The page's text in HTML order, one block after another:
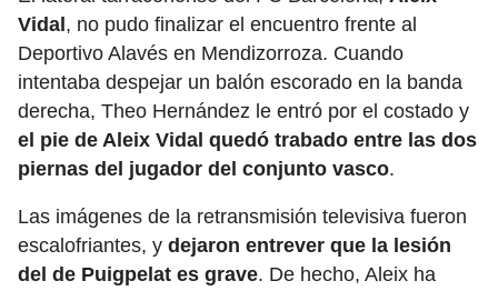
Vidal , no pudo finalizar el encuentro frente al
Deportivo Alavés en Mendizorroza. Cuando
intentaba despejar un balón escorado en la banda
derecha, Theo Hernández le entró por el costado y
el pie de Aleix Vidal quedó trabado entre las dos
piernas del jugador del conjunto vasco.
Las imágenes de la retransmisión televisiva fueron
escalofriantes, y dejaron entrever que la lesión
del de Puigpelat es grave. De hecho, Aleix ha